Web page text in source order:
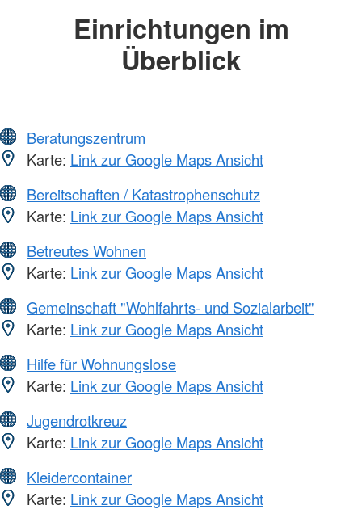
Einrichtungen im
Überblick
Beratungszentrum
Karte: Link zur Google Maps Ansicht
Bereitschaften / Katastrophenschutz
Karte: Link zur Google Maps Ansicht
Betreutes Wohnen
Karte: Link zur Google Maps Ansicht
Gemeinschaft "Wohlfahrts- und Sozialarbeit"
Karte: Link zur Google Maps Ansicht
Hilfe für Wohnungslose
Karte: Link zur Google Maps Ansicht
Jugendrotkreuz
Karte: Link zur Google Maps Ansicht
Kleidercontainer
Karte: Link zur Google Maps Ansicht